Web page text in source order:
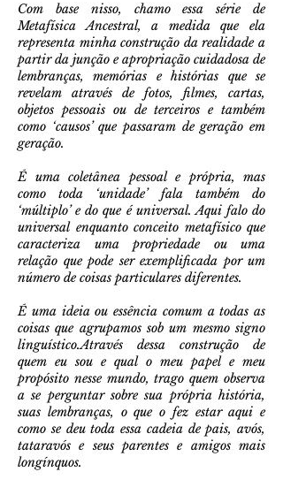
Com base nisso, chamo essa série de
Metafísica Ancestral, a medida que ela
representa minha construção da realidade a
partir da junção e apropriação cuidadosa de
lembranças, memórias e histórias que se
revelam através de fotos, filmes, cartas,
objetos pessoais ou de terceiros e também
como ‘causos’ que passaram de geração em
geração.
É uma coletânea pessoal e própria, mas
como toda ‘unidade’ fala também do
‘múltiplo’ e do que é universal. Aqui falo do
universal enquanto conceito metafísico que
caracteriza uma propriedade ou uma
relação que pode ser exemplificada por um
número de coisas particulares diferentes.
É uma ideia ou essência comum a todas as
coisas que agrupamos sob um mesmo signo
linguístico.Através dessa construção de
quem eu sou e qual o meu papel e meu
propósito nesse mundo, trago quem observa
a se perguntar sobre sua própria história,
suas lembranças, o que o fez estar aqui e
como se deu toda essa cadeia de pais, avós,
tataravós e seus parentes e amigos mais
longínquos.